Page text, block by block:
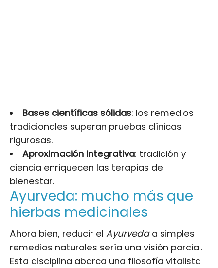
Bases científicas sólidas: los remedios
tradicionales superan pruebas clínicas
rigurosas.
Aproximación integrativa: tradición y
ciencia enriquecen las terapias de
bienestar.
Ayurveda: mucho más que
hierbas medicinales
Ahora bien, reducir el Ayurvedaa simples
remedios naturales sería una visión parcial.
Esta disciplina abarca una filosofía vitalista